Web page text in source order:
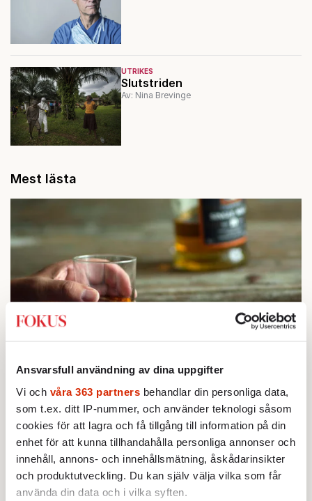
Ansvarsfull användning av dina uppgifter
Vi och våra 363 partners behandlar din personliga data,
som t.ex. ditt IP-nummer, och använder teknologi såsom
cookies för att lagra och få tillgång till information på din
enhet för att kunna tillhandahålla personliga annonser och
innehåll, annons- och innehållsmätning, åskådarinsikter
och produktutveckling. Du kan själv välja vilka som får
använda din data och i vilka syften.
UTRIKES
Slutstriden
Av: Nina Brevinge
Mest lästa
STICKET
1.Bitte Assarmo:Sagan om den lågbegåvade
ursprungsbefolkningen i Filipstad
KRÖNIKA
2.Frans Wachtmeister:Ja, AC är ett hot mot den
franska civilisationen
BOKRECENSION
3.Den röda tråden som brast
KRÖNIKA
4.Nina Lekander:På ”Kommunisthögskolan” drömde